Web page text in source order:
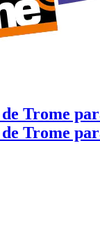
Trome
Trome